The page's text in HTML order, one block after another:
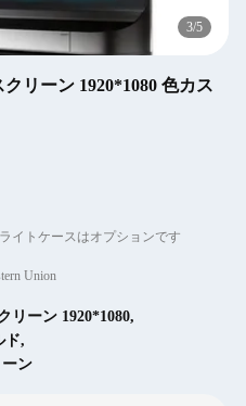
3/5
リーン 1920*1080 色カス
イトケースはオプションです
Union
リーン 1920*1080,
ド,
ン